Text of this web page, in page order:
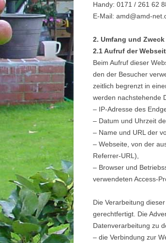
Handy: 0171 / 261 62
E-Mail: amd@amd-
2. Umfang und
2.1 Aufruf der
Beim Aufruf dieser
den der Besucher
zeitlich begrenzt in
werden nachstehende
– IP-Adresse des
– Datum und Uhrzeit
– Name und URL der
– Webseite, von der
Referrer-URL),
– Browser und
verwendeten Access-
Die Verarbeitung
gerechtfertigt. Die
Datenverarbeitung zu
– die Verbindung zur